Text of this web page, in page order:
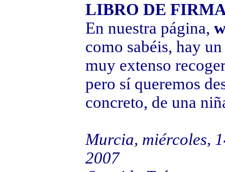
LIBRO DE
En nuestra página,
como sabéis, hay
muy extenso
pero sí queremos
concreto, de una
Murcia, miércoles,
2007